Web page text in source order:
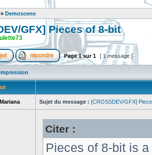
» Demoscene
GFX] Pieces of 8-bit
Page1sur1 [ 1 message ]
Sujet du message : [CROSSDEV/GFX]
Citer :
Pieces of 8-bit is